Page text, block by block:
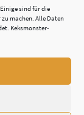
sind für die
machen. Alle Daten
Keksmonster-